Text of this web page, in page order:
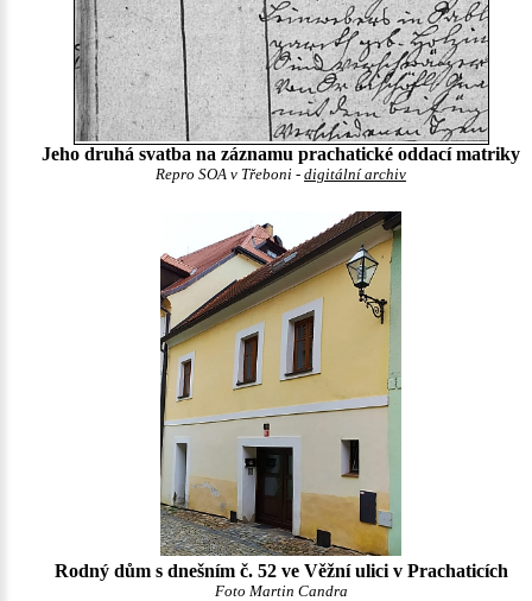
Jeho druhá svatba na záznamu prachatické oddací matriky
Repro SOA v Třeboni - digitální archiv
Rodný dům s dnešním č. 52 ve Věžní ulici v Prachaticích
Foto Martin Candra